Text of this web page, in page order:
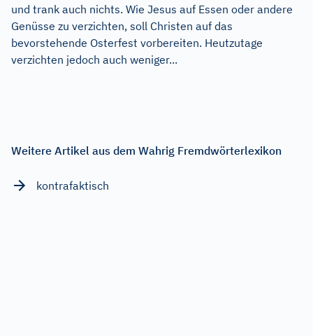
und trank auch nichts. Wie Jesus auf Essen oder andere
Genüsse zu verzichten, soll Christen auf das
bevorstehende Osterfest vorbereiten. Heutzutage
verzichten jedoch auch weniger...
Weitere Artikel aus dem Wahrig Fremdwörterlexikon
kontrafaktisch